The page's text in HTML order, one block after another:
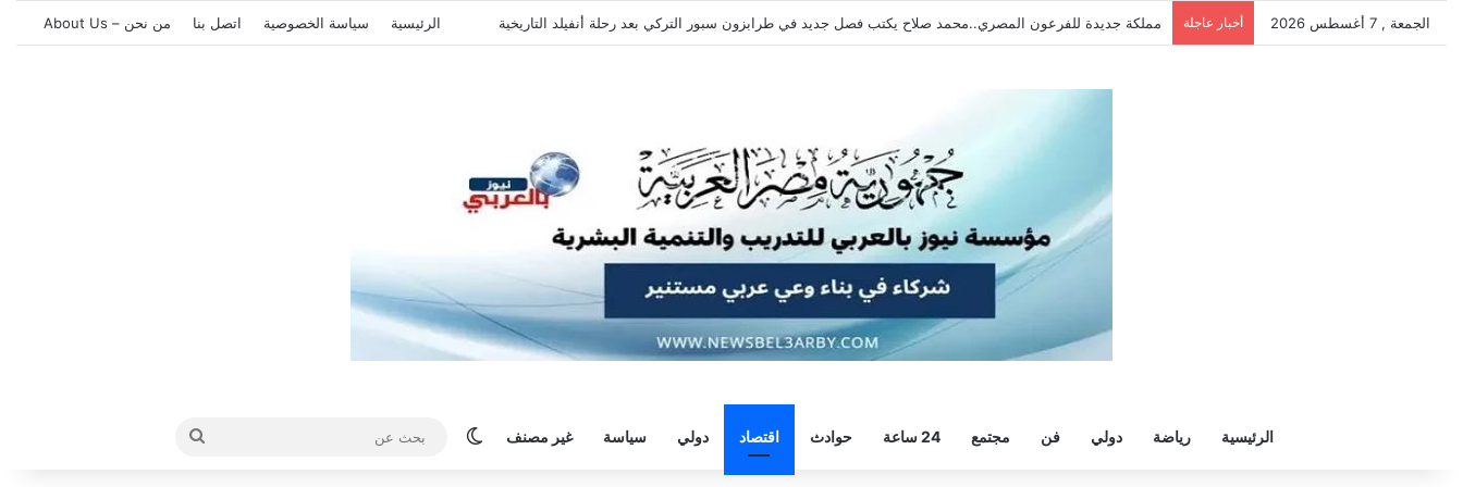
الجمعة , 7 أغسطس 2026 أخبار عاجلة الأهلي ينهي استعداداته في القاهرة بسداسية أمام النجوم قبل السفر إلى إسبانيا الرئيسية سياسة الخصوصية اتصل بنا من نحن – About Us
الرئيسية رياضة دولي فن مجتمع 24 ساعة حوادث اقتصاد دولي سياسة غير مصنف الوضع المظلم
بحث